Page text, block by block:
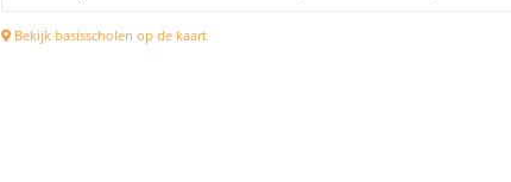
Bekijk basisscholen op de kaart